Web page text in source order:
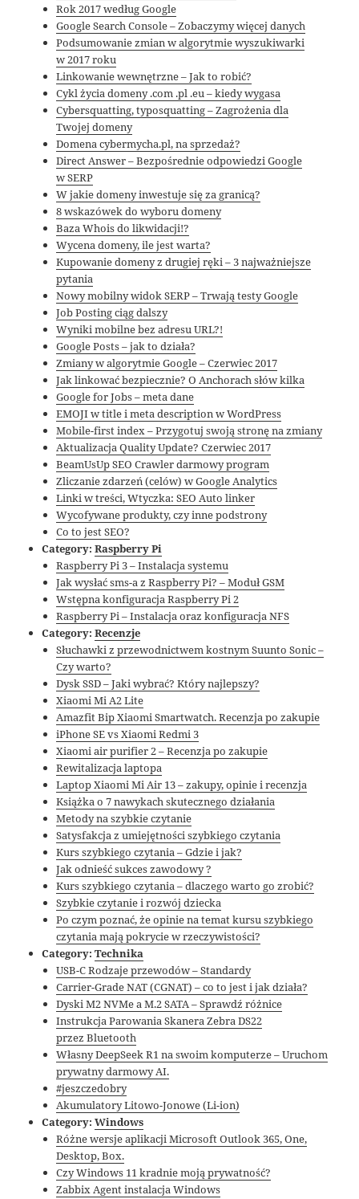
Rok 2017 według Google
Google Search Console – Zobaczymy więcej danych
Podsumowanie zmian w algorytmie wyszukiwarki
w 2017 roku
Linkowanie wewnętrzne – Jak to robić?
Cykl życia domeny .com .pl .eu – kiedy wygasa
Cybersquatting, typosquatting – Zagrożenia dla
Twojej domeny
Domena cybermycha.pl, na sprzedaż?
Direct Answer – Bezpośrednie odpowiedzi Google
w SERP
W jakie domeny inwestuje się za granicą?
8 wskazówek do wyboru domeny
Baza Whois do likwidacji!?
Wycena domeny, ile jest warta?
Kupowanie domeny z drugiej ręki – 3 najważniejsze
pytania
Nowy mobilny widok SERP – Trwają testy Google
Job Posting ciąg dalszy
Wyniki mobilne bez adresu URL?!
Google Posts – jak to działa?
Zmiany w algorytmie Google – Czerwiec 2017
Jak linkować bezpiecznie? O Anchorach słów kilka
Google for Jobs – meta dane
EMOJI w title i meta description w WordPress
Mobile-first index – Przygotuj swoją stronę na zmiany
Aktualizacja Quality Update? Czerwiec 2017
BeamUsUp SEO Crawler darmowy program
Zliczanie zdarzeń (celów) w Google Analytics
Linki w treści, Wtyczka: SEO Auto linker
Wycofywane produkty, czy inne podstrony
Co to jest SEO?
Category:Raspberry Pi
Raspberry Pi 3 – Instalacja systemu
Jak wysłać sms-a z Raspberry Pi? – Moduł GSM
Wstępna konfiguracja Raspberry Pi 2
Raspberry Pi – Instalacja oraz konfiguracja NFS
Category:Recenzje
Słuchawki z przewodnictwem kostnym Suunto Sonic –
Czy warto?
Dysk SSD – Jaki wybrać? Który najlepszy?
Xiaomi Mi A2 Lite
Amazfit Bip Xiaomi Smartwatch. Recenzja po zakupie
iPhone SE vs Xiaomi Redmi 3
Xiaomi air purifier 2 – Recenzja po zakupie
Rewitalizacja laptopa
Laptop Xiaomi Mi Air 13 – zakupy, opinie i recenzja
Książka o 7 nawykach skutecznego działania
Metody na szybkie czytanie
Satysfakcja z umiejętności szybkiego czytania
Kurs szybkiego czytania – Gdzie i jak?
Jak odnieść sukces zawodowy ?
Kurs szybkiego czytania – dlaczego warto go zrobić?
Szybkie czytanie i rozwój dziecka
Po czym poznać, że opinie na temat kursu szybkiego
czytania mają pokrycie w rzeczywistości?
Category:Technika
USB-C Rodzaje przewodów – Standardy
Carrier-Grade NAT (CGNAT) – co to jest i jak działa?
Dyski M2 NVMe a M.2 SATA – Sprawdź różnice
Instrukcja Parowania Skanera Zebra DS22
przez Bluetooth
Własny DeepSeek R1 na swoim komputerze – Uruchom
prywatny darmowy AI.
#jeszczedobry
Akumulatory Litowo-Jonowe (Li-ion)
Category:Windows
Różne wersje aplikacji Microsoft Outlook 365, One,
Desktop, Box.
Czy Windows 11 kradnie moją prywatność?
Zabbix Agent instalacja Windows